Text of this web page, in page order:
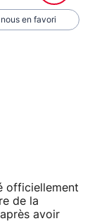
en favori
officiellement
de la
avoir